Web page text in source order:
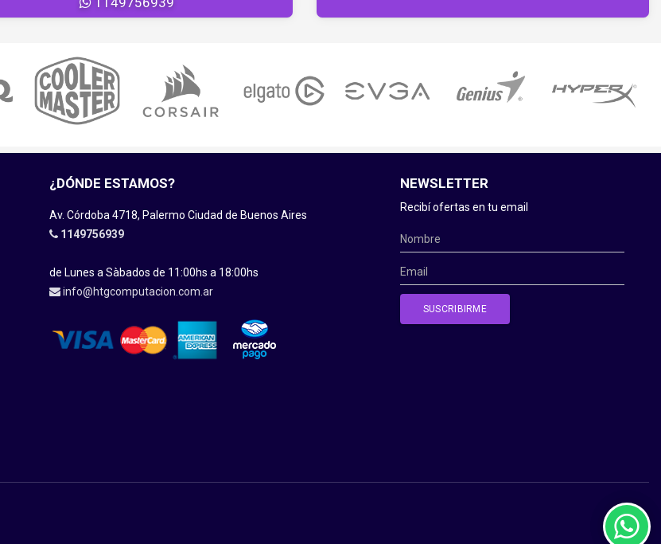
¿DÓNDE ESTAMOS?
Av. Córdoba 4718, Palermo Ciudad de Buenos Aires
1149756939
de Lunes a Sàbados de 11:00hs a 18:00hs
info@htgcomputacion.com.ar
NEWSLETTER
Recibí ofertas en tu email